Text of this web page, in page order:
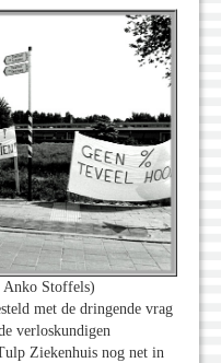
Anko Stoffels)
met de dringende vrag
verloskundigen
Ziekenhuis nog net in